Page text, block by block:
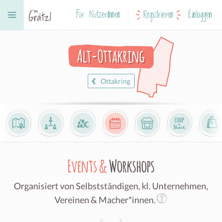
Für NutzerInnen Registrieren Einloggen
Alt-Ottakring
Ottakring
Events &Workshops
Organisiert von Selbstständigen, kl. Unternehmen,
Vereinen & Macher*innen.